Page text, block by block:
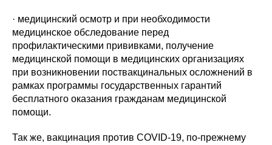
· медицинский осмотр и при необходимости
медицинское обследование перед
профилактическими прививками, получение
медицинской помощи в медицинских организациях
при возникновении поствакцинальных осложнений в
рамках программы государственных гарантий
бесплатного оказания гражданам медицинской
помощи.
Так же, вакцинация против COVID-19, по-прежнему